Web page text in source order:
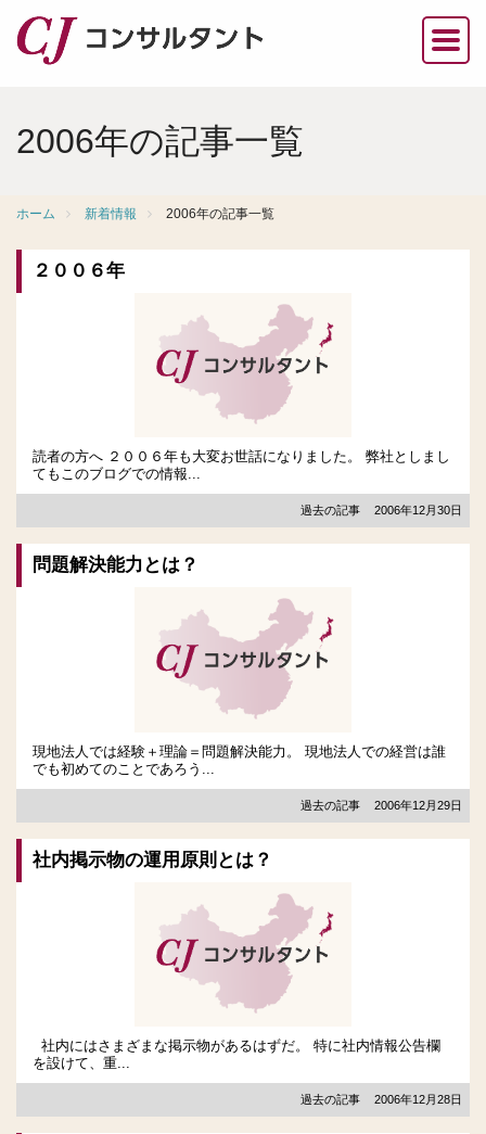
2006年の記事一覧
ホーム 新着情報 2006年の記事一覧
２００６年
読者の方へ ２００６年も大変お世話になりました。 弊社としまし
てもこのブログでの情報...
過去の記事 2006年12月30日
問題解決能力とは？
現地法人では経験＋理論＝問題解決能力。 現地法人での経営は誰
でも初めてのことであろう...
過去の記事 2006年12月29日
社内掲示物の運用原則とは？
社内にはさまざまな掲示物があるはずだ。 特に社内情報公告欄
を設けて、重...
過去の記事 2006年12月28日